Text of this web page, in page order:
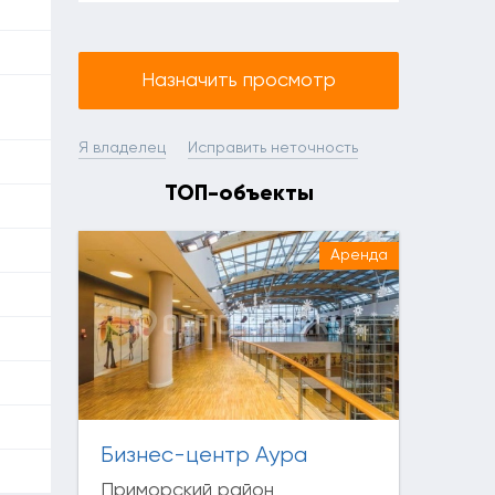
Назначить просмотр
Я владелец Исправить неточность
ТОП-объекты
Аренда
Бизнес-центр Аура
Приморский район